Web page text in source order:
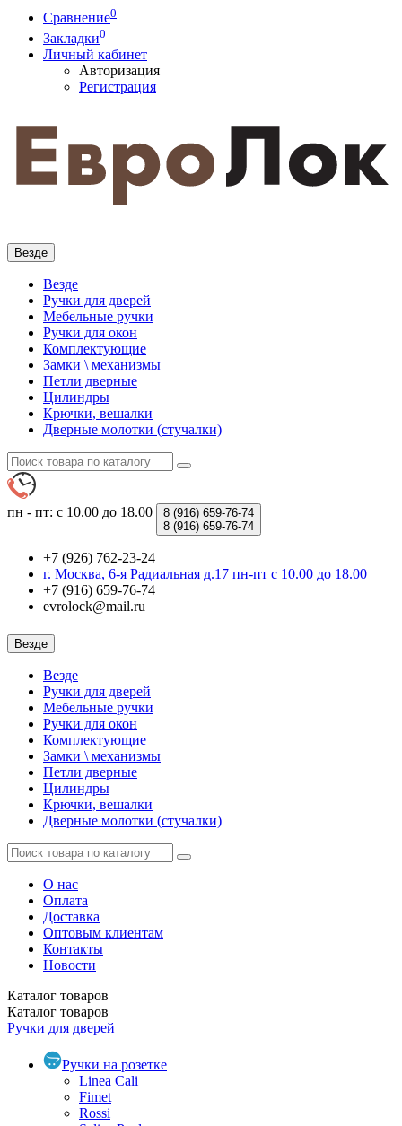
Сравнение0
Закладки0
Личный кабинет
Авторизация
Регистрация
Везде
Везде
Ручки для дверей
Мебельные ручки
Ручки для окон
Комплектующие
Замки \ механизмы
Петли дверные
Цилиндры
Крючки, вешалки
Дверные молотки (стучалки)
пн - пт: с 10.00 до 18.00 8 (916) 659-76-74
8 (916) 659-76-74
+7 (926) 762-23-24
г. Москва, 6-я Радиальная д.17 пн-пт с 10.00 до 18.00
+7 (916) 659-76-74
evrolock@mail.ru
Везде
Везде
Ручки для дверей
Мебельные ручки
Ручки для окон
Комплектующие
Замки \ механизмы
Петли дверные
Цилиндры
Крючки, вешалки
Дверные молотки (стучалки)
О нас
Оплата
Доставка
Оптовым клиентам
Контакты
Новости
Каталог товаров
Каталог товаров
Ручки для дверей
Ручки на розетке
Linea Cali
Fimet
Rossi